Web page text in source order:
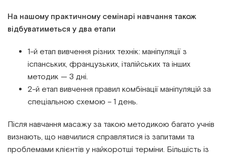
На нашому практичному семінарі навчання також
відбуватиметься у два етапи
1-й етап вивчення різних технік: маніпуляції з
іспанських, французьких, італійських та інших
методик — 3 дні.
2-й етап вивчення правил комбінації маніпуляцій за
спеціальною схемою – 1 день.
Після навчання масажу за такою методикою багато учнів
визнають, що навчилися справлятися із запитами та
проблемами клієнтів у найкоротші терміни. Більшість із